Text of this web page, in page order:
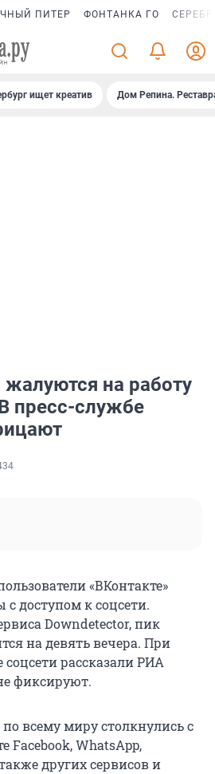
ПИТЕР ФОНТАНКА ГО
ищет креатив Дом Репина.
жалуются на работу
пресс-службе
«ВКонтакте»
доступом к соцсети.
Downdetector, пик
на девять вечера. При
соцсети рассказали РИА
фиксируют.
по всему миру столкнулись с
Facebook, WhatsApp,
других сервисов и